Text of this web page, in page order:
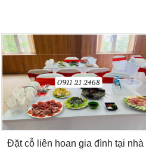
Đặt cỗ liên hoan gia đình tại nhà